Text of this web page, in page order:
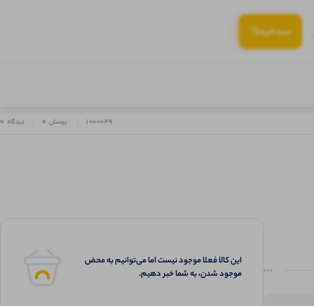
سبد‌خرید(:
1000049 پرسش 0 دیدگاه 0
این کالا فعلا موجود نیست اما می‌توانیم به محض
موجود شدن، به شما خبر دهیم.